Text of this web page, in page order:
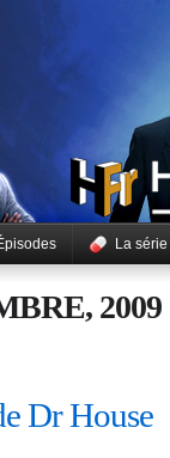
La série
2009
Dr House